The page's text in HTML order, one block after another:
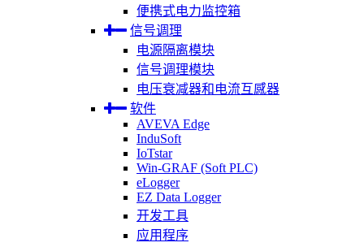
便携式电力监控箱
信号调理
电源隔离模块
信号调理模块
电压衰减器和电流互感器
软件
AVEVA Edge
InduSoft
IoTstar
Win-GRAF (Soft PLC)
eLogger
EZ Data Logger
开发工具
应用程序